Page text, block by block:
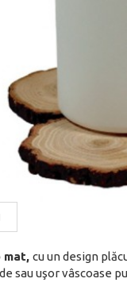
mat, cu un design
sau uşor vâscoase